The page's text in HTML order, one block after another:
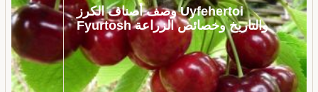
وصف أصناف الكرز Uyfehertoi
Fyurtosh والتاريخ وخصائص الزراعة